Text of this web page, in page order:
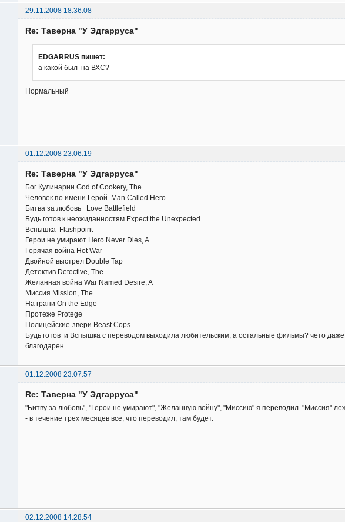
29.11.2008 18:36:08
Re: Таверна "У Эдгарруса"
EDGARRUS пишет:
а какой был на ВХС?
Нормальный
01.12.2008 23:06:19
Re: Таверна "У Эдгарруса"
Бог Кулинарии God of Cookery, The
Человек по имени Герой Man Called Hero
Битва за любовь Love Battlefield
Будь готов к неожиданностям Expect the Unexpected
Вспышка Flashpoint
Герои не умирают Hero Never Dies, A
Горячая война Hot War
Двойной выстрел Double Tap
Детектив Detective, The
Желанная война War Named Desire, A
Миссия Mission, The
На грани On the Edge
Протеже Protege
Полицейские-звери Beast Cops
Будь готов и Вспышка с переводом выходила любительским, а остальные фильмы? чето
благодарен.
01.12.2008 23:07:57
Re: Таверна "У Эдгарруса"
"Битву за любовь", "Герои не умирают", "Желанную войну", "Миссию" я переводил. "Миссия"
- в течение трех месяцев все, что переводил, там будет.
02.12.2008 14:28:54